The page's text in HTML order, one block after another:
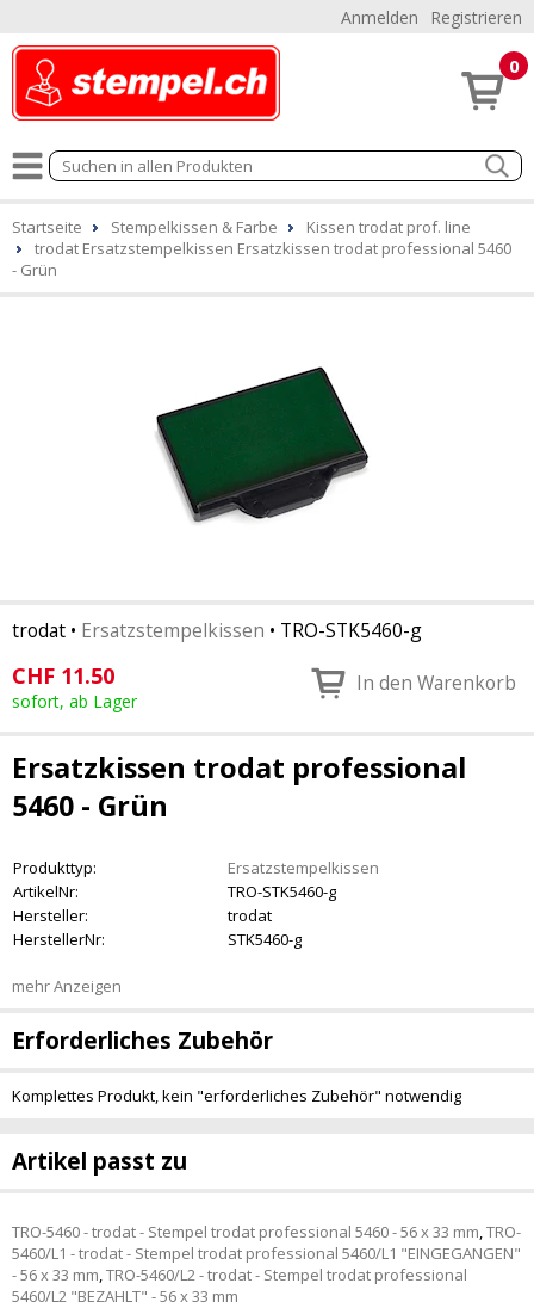
Anmelden Registrieren
0
Startseite Stempelkissen & Farbe
Kissen trodat prof. line
trodat Ersatzstempelkissen Ersatzkissen trodat professional 5460
- Grün
trodat • Ersatzstempelkissen • TRO-STK5460-g
CHF 11.50
sofort, ab Lager
In den Warenkorb
Ersatzkissen trodat professional
5460 - Grün
Produkttyp:
Ersatzstempelkissen
ArtikelNr:
TRO-STK5460-g
Hersteller:
trodat
HerstellerNr:
STK5460-g
mehr Anzeigen
Erforderliches Zubehör
Komplettes Produkt, kein "erforderliches Zubehör" notwendig
Artikel passt zu
TRO-5460 - trodat - Stempel trodat professional 5460 - 56 x 33 mm,TRO-
5460/L1 - trodat - Stempel trodat professional 5460/L1 "EINGEGANGEN"
- 56 x 33 mm,TRO-5460/L2 - trodat - Stempel trodat professional
5460/L2 "BEZAHLT" - 56 x 33 mm